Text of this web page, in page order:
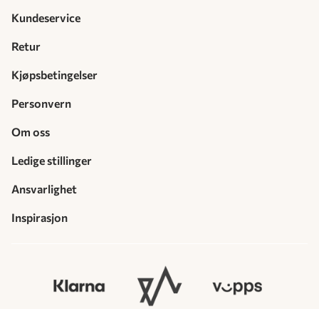
Kundeservice
Retur
Kjøpsbetingelser
Personvern
Om oss
Ledige stillinger
Ansvarlighet
Inspirasjon